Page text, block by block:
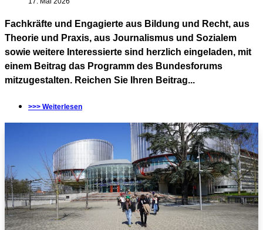
Fachkräfte und Engagierte aus Bildung und Recht, aus
Theorie und Praxis, aus Journalismus und Sozialem
sowie weitere Interessierte sind herzlich eingeladen, mit
einem Beitrag das Programm des Bundesforums
mitzugestalten. Reichen Sie Ihren Beitrag...
>>> Weiterlesen